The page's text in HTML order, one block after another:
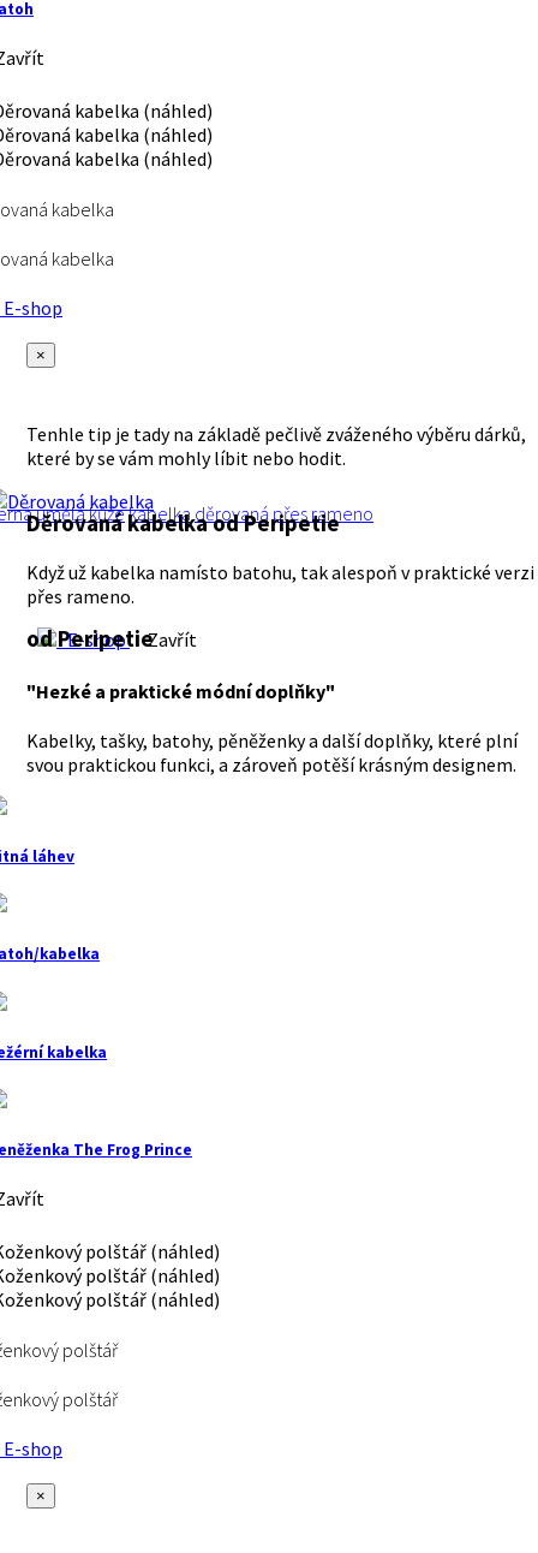
kabelka
kabelka
shop
×
Tenhle tip je tady na základě pečlivě zváženého výběru dárků,
které by se vám mohly líbit nebo hodit.
umělá kůžekabelka děrovaná přes rameno
Děrovaná kabelkaod Peripetie
Když už kabelka namísto batohu, tak alespoň v praktické verzi
přes rameno.
E-shop Zavřít
od Peripetie
"Hezké a praktické módní doplňky"
Kabelky, tašky, batohy, pěněženky a další doplňky, které plní
svou praktickou funkci, a zároveň potěší krásným designem.
láhev
kabelka
kabelka
The Frog Prince
polštář
polštář
shop
×